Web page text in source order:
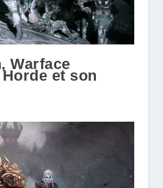
Warface
et son